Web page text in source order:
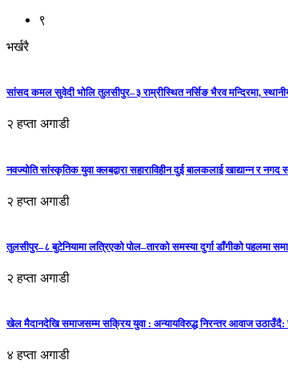
९
भर्खरै
सांसद कमल सुवेदी भोलि तुलसीपुर–३ राम्रीस्थित नर्सिङ भैरव मन्दिरमा,
२ हप्ता अगाडी
नवज्योति सांस्कृतिक युवा क्लबद्वारा सहाराविहीन दुई बालकलाई खाद्यान्न र
२ हप्ता अगाडी
तुलसीपुर–८ बुटेनियामा लत्रिएको पोल–तारको समस्या दुर्गा डाँगीको पहलमा
२ हप्ता अगाडी
खेल मैदानदेखि समाजसम्म सक्रिय युवा : अन्यायविरुद्ध निरन्तर आवाज उठाउँदै:
४ हप्ता अगाडी